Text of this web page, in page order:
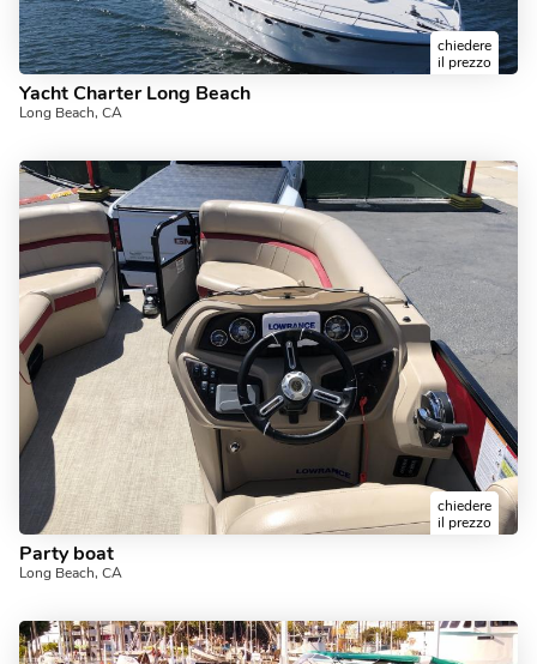
chiedere
il prezzo
Yacht Charter Long Beach
Long Beach, CA
chiedere
il prezzo
Party boat
Long Beach, CA